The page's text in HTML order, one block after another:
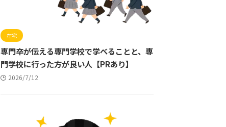
在宅
専門卒が伝える専門学校で学べることと、専
門学校に行った方が良い人【PRあり】
2026/7/12